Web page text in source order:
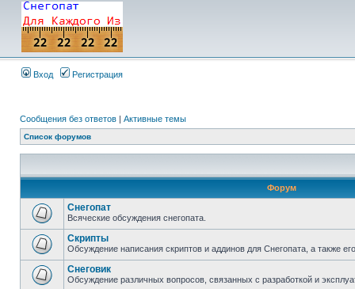
Вход Регистрация
Сообщения без ответов | Активные темы
Список форумов
Форум
Снегопат
Всяческие обсуждения снегопата.
Скрипты
Обсуждение написания скриптов и аддинов для Снегопата, а также
Снеговик
Обсуждение различных вопросов, связанных с разработкой и